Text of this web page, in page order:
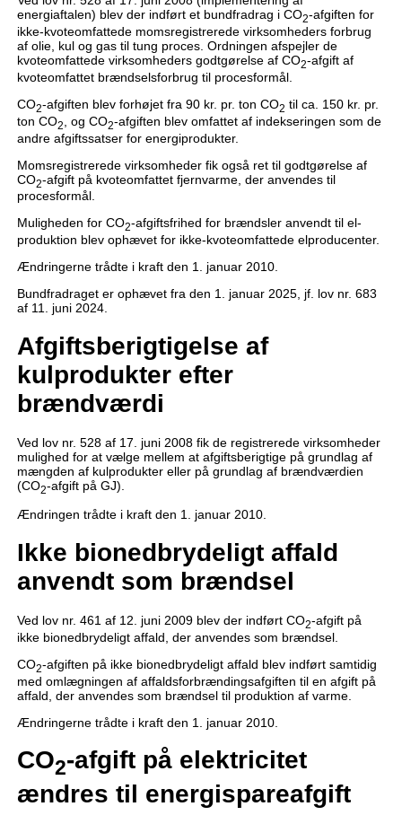
energiaftalen) blev der indført et bundfradrag i CO2-afgiften for
ikke-kvoteomfattede momsregistrerede virksomheders forbrug
af olie, kul og gas til tung proces. Ordningen afspejler de
kvoteomfattede virksomheders godtgørelse af CO2-afgift af
kvoteomfattet brændselsforbrug til procesformål.
CO2-afgiften blev forhøjet fra 90 kr. pr. ton CO2 til ca. 150 kr. pr.
ton CO2 , og CO2-afgiften blev omfattet af indekseringen som de
andre afgiftssatser for energiprodukter.
Momsregistrerede virksomheder fik også ret til godtgørelse af
CO2-afgift på kvoteomfattet fjernvarme, der anvendes til
procesformål.
Muligheden for CO2-afgiftsfrihed for brændsler anvendt til el-
produktion blev ophævet for ikke-kvoteomfattede elproducenter.
Ændringerne trådte i kraft den 1. januar 2010.
Bundfradraget er ophævet fra den 1. januar 2025, jf. lov nr. 683
af 11. juni 2024.
Afgiftsberigtigelse af
kulprodukter efter
brændværdi
Ved lov nr. 528 af 17. juni 2008 fik de registrerede virksomheder
mulighed for at vælge mellem at afgiftsberigtige på grundlag af
mængden af kulprodukter eller på grundlag af brændværdien
(CO2-afgift på GJ).
Ændringen trådte i kraft den 1. januar 2010.
Ikke bionedbrydeligt affald
anvendt som brændsel
Ved lov nr. 461 af 12. juni 2009 blev der indført CO2-afgift på
ikke bionedbrydeligt affald, der anvendes som brændsel.
CO2-afgiften på ikke bionedbrydeligt affald blev indført samtidig
med omlægningen af affaldsforbrændingsafgiften til en afgift på
affald, der anvendes som brændsel til produktion af varme.
Ændringerne trådte i kraft den 1. januar 2010.
CO2-afgift på elektricitet
ændres til energispareafgift